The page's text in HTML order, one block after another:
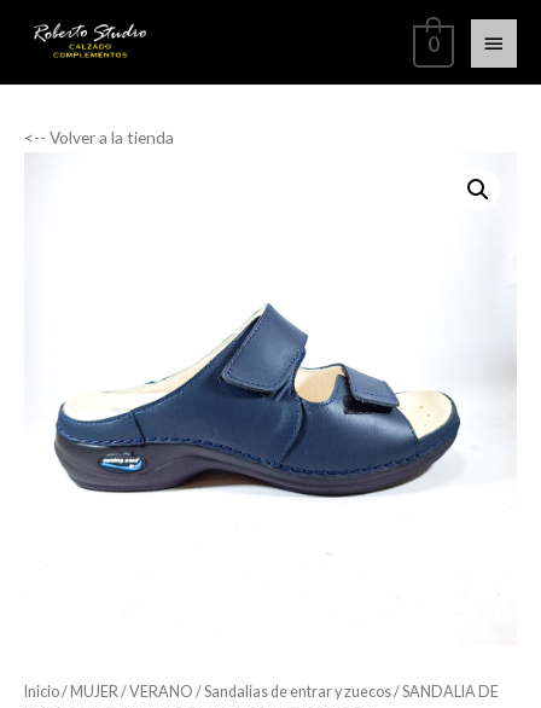
0
<-- Volver a la tienda
Inicio/ MUJER /VERANO /Sandalias de entrar y zuecos/ SANDALIA DE